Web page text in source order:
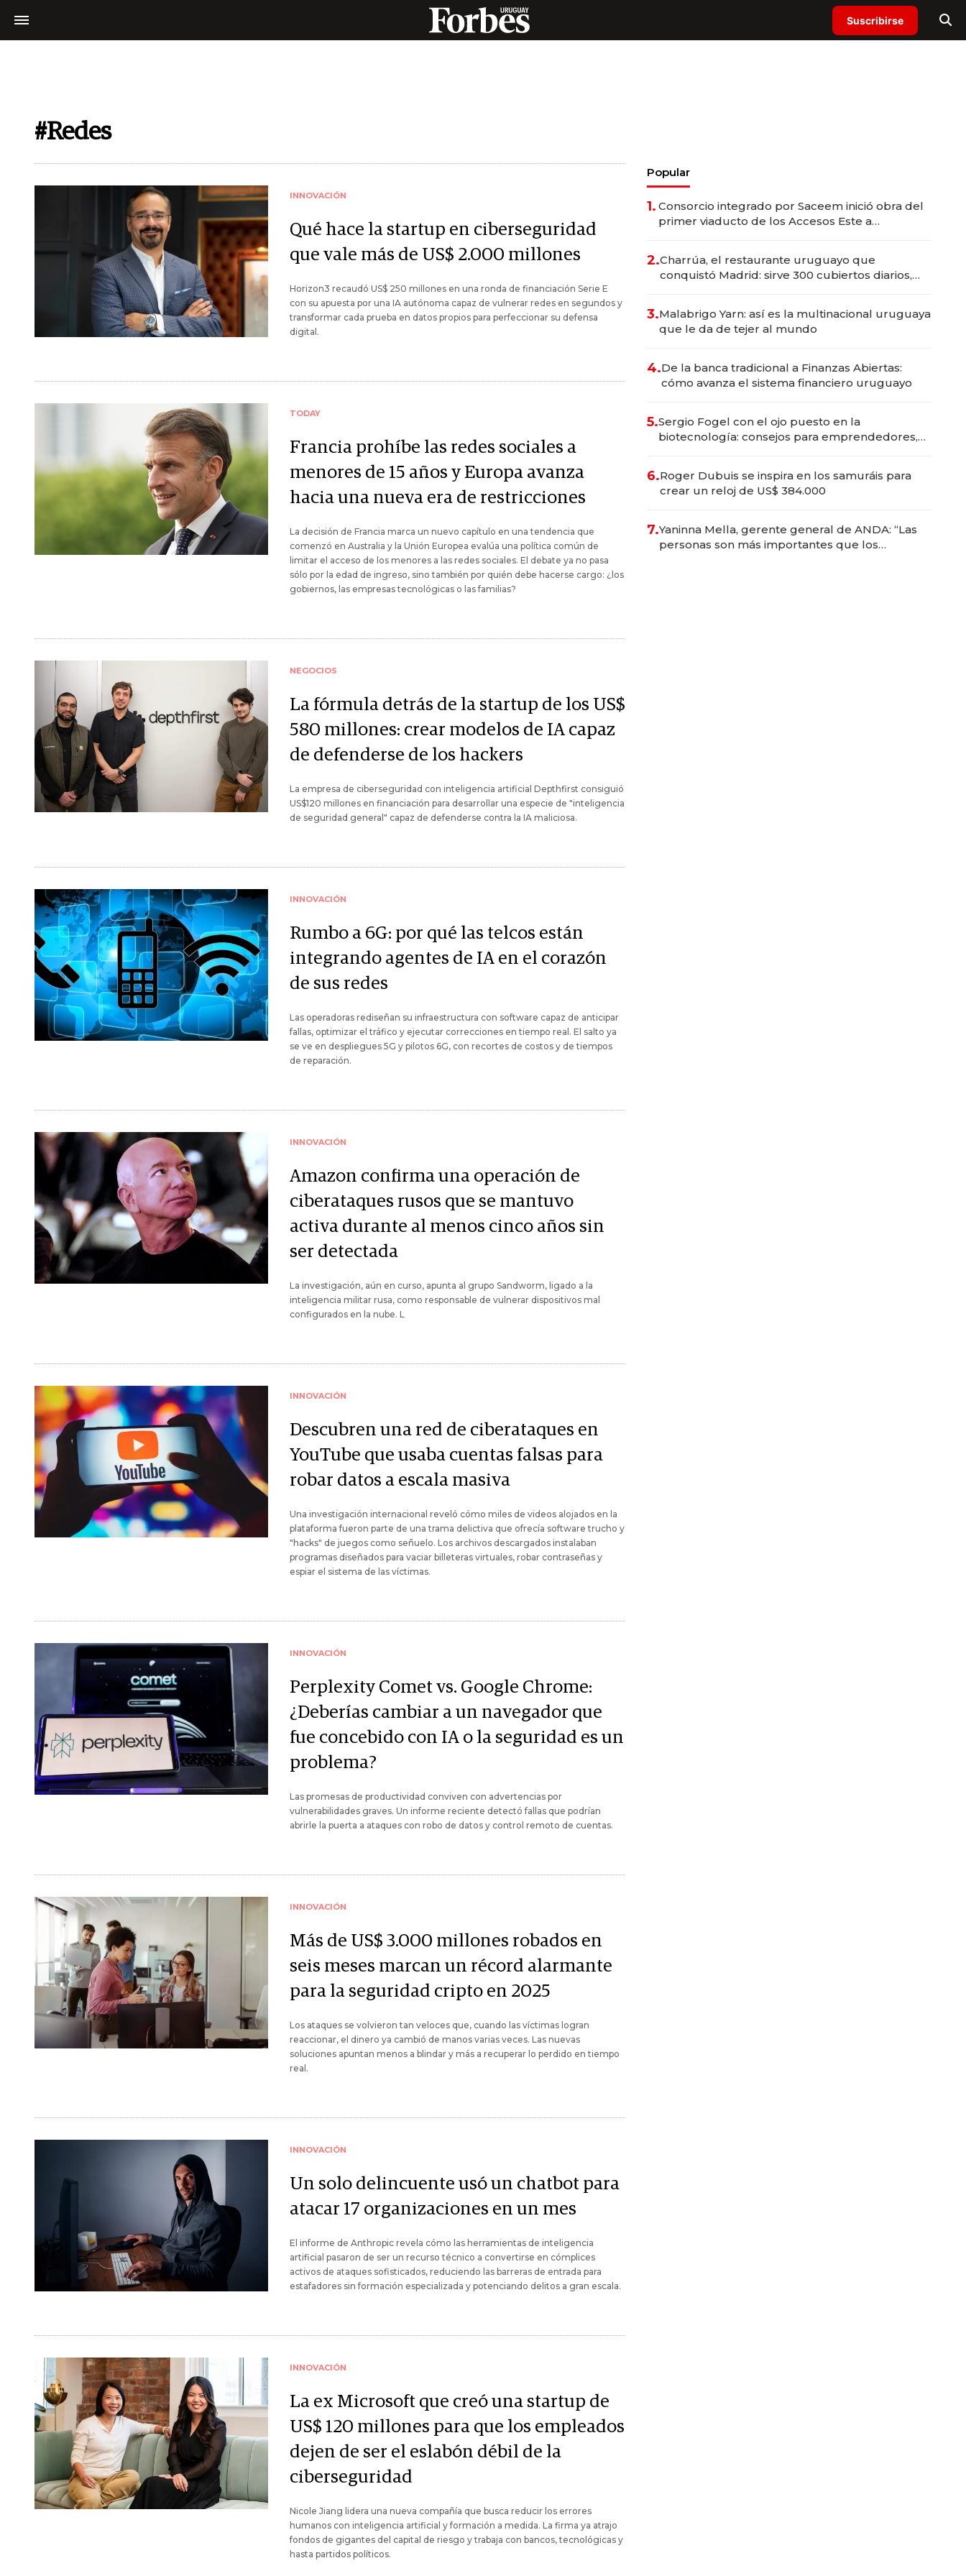
Suscribirse
#Redes
INNOVACIÓN
Qué hace la startup en ciberseguridad
que vale más de US$ 2.000 millones
Horizon3 recaudó US$ 250 millones en una ronda de financiación Serie E
con su apuesta por una IA autónoma capaz de vulnerar redes en segundos y
transformar cada prueba en datos propios para perfeccionar su defensa
digital.
TODAY
Francia prohíbe las redes sociales a
menores de 15 años y Europa avanza
hacia una nueva era de restricciones
La decisión de Francia marca un nuevo capítulo en una tendencia que
comenzó en Australia y la Unión Europea evalúa una política común de
limitar el acceso de los menores a las redes sociales. El debate ya no pasa
sólo por la edad de ingreso, sino también por quién debe hacerse cargo: ¿los
gobiernos, las empresas tecnológicas o las familias?
NEGOCIOS
La fórmula detrás de la startup de los US$
580 millones: crear modelos de IA capaz
de defenderse de los hackers
La empresa de ciberseguridad con inteligencia artificial Depthfirst consiguió
US$120 millones en financiación para desarrollar una especie de "inteligencia
de seguridad general" capaz de defenderse contra la IA maliciosa.
INNOVACIÓN
Rumbo a 6G: por qué las telcos están
integrando agentes de IA en el corazón
de sus redes
Las operadoras rediseñan su infraestructura con software capaz de anticipar
fallas, optimizar el tráfico y ejecutar correcciones en tiempo real. El salto ya
se ve en despliegues 5G y pilotos 6G, con recortes de costos y de tiempos
de reparación.
INNOVACIÓN
Amazon confirma una operación de
ciberataques rusos que se mantuvo
activa durante al menos cinco años sin
ser detectada
La investigación, aún en curso, apunta al grupo Sandworm, ligado a la
inteligencia militar rusa, como responsable de vulnerar dispositivos mal
configurados en la nube. L
INNOVACIÓN
Descubren una red de ciberataques en
YouTube que usaba cuentas falsas para
robar datos a escala masiva
Una investigación internacional reveló cómo miles de videos alojados en la
plataforma fueron parte de una trama delictiva que ofrecía software trucho y
"hacks" de juegos como señuelo. Los archivos descargados instalaban
programas diseñados para vaciar billeteras virtuales, robar contraseñas y
espiar el sistema de las víctimas.
INNOVACIÓN
Perplexity Comet vs. Google Chrome:
¿Deberías cambiar a un navegador que
fue concebido con IA o la seguridad es un
problema?
Las promesas de productividad conviven con advertencias por
vulnerabilidades graves. Un informe reciente detectó fallas que podrían
abrirle la puerta a ataques con robo de datos y control remoto de cuentas.
INNOVACIÓN
Más de US$ 3.000 millones robados en
seis meses marcan un récord alarmante
para la seguridad cripto en 2025
Los ataques se volvieron tan veloces que, cuando las víctimas logran
reaccionar, el dinero ya cambió de manos varias veces. Las nuevas
soluciones apuntan menos a blindar y más a recuperar lo perdido en tiempo
real.
INNOVACIÓN
Un solo delincuente usó un chatbot para
atacar 17 organizaciones en un mes
El informe de Anthropic revela cómo las herramientas de inteligencia
artificial pasaron de ser un recurso técnico a convertirse en cómplices
activos de ataques sofisticados, reduciendo las barreras de entrada para
estafadores sin formación especializada y potenciando delitos a gran escala.
INNOVACIÓN
La ex Microsoft que creó una startup de
US$ 120 millones para que los empleados
dejen de ser el eslabón débil de la
ciberseguridad
Nicole Jiang lidera una nueva compañía que busca reducir los errores
humanos con inteligencia artificial y formación a medida. La firma ya atrajo
fondos de gigantes del capital de riesgo y trabaja con bancos, tecnológicas y
hasta partidos políticos.
Popular
1. Consorcio integrado por Saceem inició obra del
primer viaducto de los Accesos Este a
2.Charrúa, el restaurante uruguayo que
conquistó Madrid: sirve 300 cubiertos diarios,
3.Malabrigo Yarn: así es la multinacional uruguaya
que le da de tejer al mundo
4.De la banca tradicional a Finanzas Abiertas:
cómo avanza el sistema financiero uruguayo
5.Sergio Fogel con el ojo puesto en la
biotecnología: consejos para emprendedores,
6.Roger Dubuis se inspira en los samuráis para
crear un reloj de US$ 384.000
7.Yaninna Mella, gerente general de ANDA: “Las
personas son más importantes que los